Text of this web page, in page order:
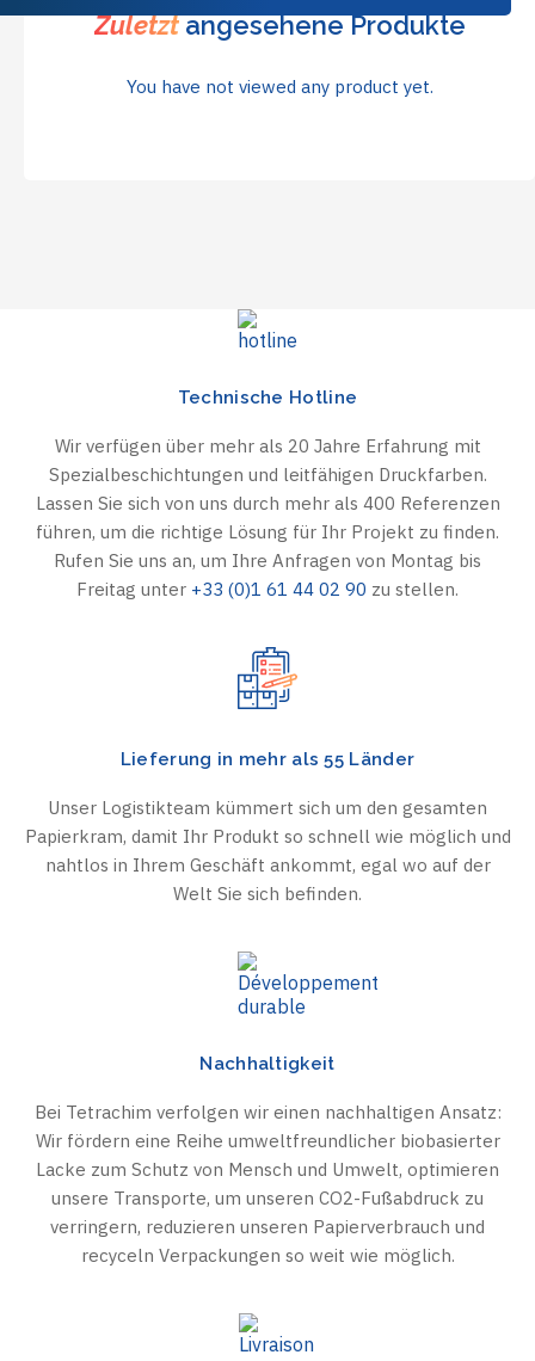
Zuletztangesehene Produkte
You have not viewed any product yet.
Technische Hotline
Wir verfügen über mehr als 20 Jahre Erfahrung mit
Spezialbeschichtungen und leitfähigen Druckfarben.
Lassen Sie sich von uns durch mehr als 400 Referenzen
führen, um die richtige Lösung für Ihr Projekt zu finden.
Rufen Sie uns an, um Ihre Anfragen von Montag bis
Freitag unter +33 (0)1 61 44 02 90 zu stellen.
Lieferung in mehr als 55 Länder
Unser Logistikteam kümmert sich um den gesamten
Papierkram, damit Ihr Produkt so schnell wie möglich und
nahtlos in Ihrem Geschäft ankommt, egal wo auf der
Welt Sie sich befinden.
Nachhaltigkeit
Bei Tetrachim verfolgen wir einen nachhaltigen Ansatz:
Wir fördern eine Reihe umweltfreundlicher biobasierter
Lacke zum Schutz von Mensch und Umwelt, optimieren
unsere Transporte, um unseren CO2-Fußabdruck zu
verringern, reduzieren unseren Papierverbrauch und
recyceln Verpackungen so weit wie möglich.